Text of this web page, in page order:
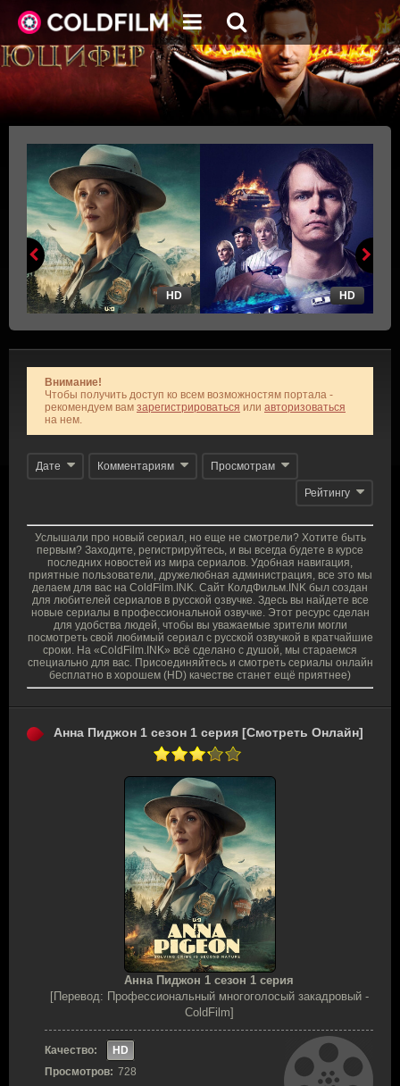
HD HD
Внимание!
Чтобы получить доступ ко всем возможностям портала -
рекомендуем вам зарегистрироваться или авторизоваться
на нем.
Дате Комментариям Просмотрам
Рейтингу
Услышали про новый сериал, но еще не смотрели? Хотите быть
первым? Заходите, регистрируйтесь, и вы всегда будете в курсе
последних новостей из мира сериалов. Удобная навигация,
приятные пользователи, дружелюбная администрация, все это мы
делаем для вас на ColdFilm.INK. Сайт КолдФильм.INK был создан
для любителей сериалов в русской озвучке. Здесь вы найдете все
новые сериалы в профессиональной озвучке. Этот ресурс сделан
для удобства людей, чтобы вы уважаемые зрители могли
посмотреть свой любимый сериал с русской озвучкой в кратчайшие
сроки. На «ColdFilm.INK» всё сделано с душой, мы стараемся
специально для вас. Присоединяйтесь и смотреть сериалы онлайн
бесплатно в хорошем (HD) качестве станет ещё приятнее)
Анна Пиджон 1 сезон 1 серия [Смотреть Онлайн]
Анна Пиджон 1 сезон 1 серия
[Перевод: Профессиональный многоголосый закадровый -
ColdFilm]
Качество:
HD
Просмотров: 728